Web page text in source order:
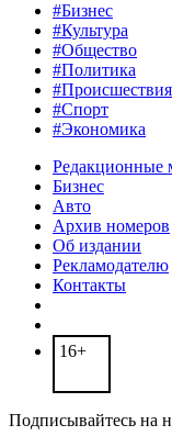
#Бизнес
#Культура
#Общество
#Политика
#Происшествия
#Спорт
#Экономика
Редакционные
Бизнес
Авто
Архив номеров
Об издании
Рекламодателю
Контакты
16+
Подписывайтесь на